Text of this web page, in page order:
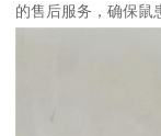
的售后服务，确保鼠